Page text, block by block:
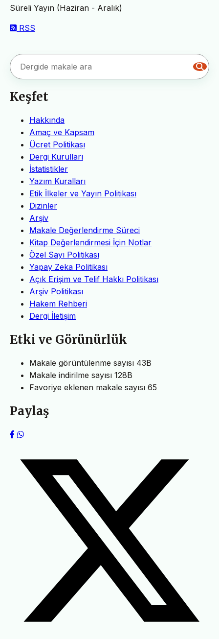
Süreli Yayın (Haziran - Aralık)
RSS
Keşfet
Hakkında
Amaç ve Kapsam
Ücret Politikası
Dergi Kurulları
İstatistikler
Yazım Kuralları
Etik İlkeler ve Yayın Politikası
Dizinler
Arşiv
Makale Değerlendirme Süreci
Kitap Değerlendirmesi İçin Notlar
Özel Sayı Politikası
Yapay Zeka Politikası
Açık Erişim ve Telif Hakkı Politikası
Arşiv Politikası
Hakem Rehberi
Dergi İletişim
Etki ve Görünürlük
Makale görüntülenme sayısı 43B
Makale indirilme sayısı 128B
Favoriye eklenen makale sayısı 65
Paylaş